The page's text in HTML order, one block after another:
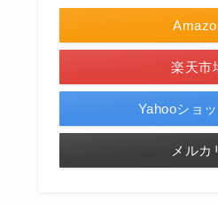
楽天市
Yahooショ
メルカ